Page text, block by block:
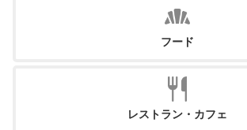
フード
レストラン・カフェ